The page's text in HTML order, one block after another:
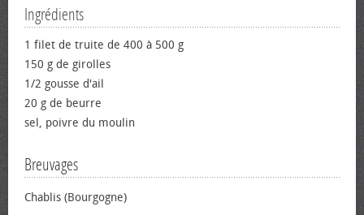
Ingrédients
1 filet de truite de 400 à 500 g
150 g de girolles
1/2 gousse d'ail
20 g de beurre
sel, poivre du moulin
Breuvages
Chablis (Bourgogne)